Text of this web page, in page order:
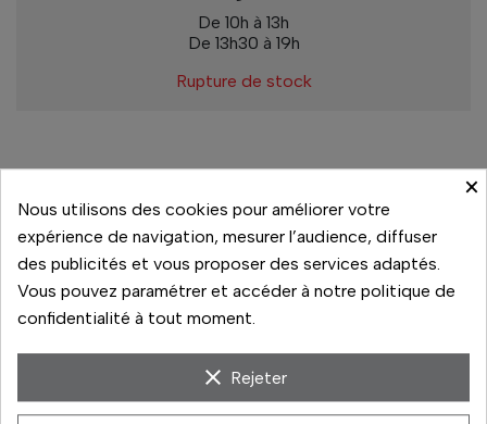
De 10h à 13h
De 13h30 à 19h
Rupture de stock
14 jours pour changer d'avis
Livraison rapide
×
Nous utilisons des cookies pour améliorer votre
expérience de navigation, mesurer l’audience, diffuser
des publicités et vous proposer des services adaptés.
Vous pouvez paramétrer et accéder à notre politique de
confidentialité à tout moment.
clear Rejeter